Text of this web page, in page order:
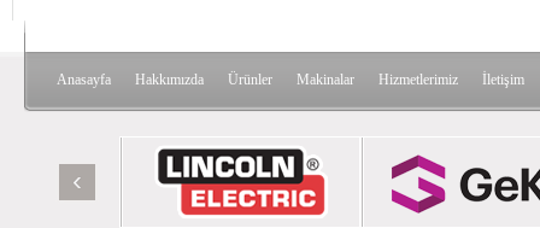
Anasayfa Hakkımızda Ürünler Makinalar Hizmetlerimiz İletişim
‹